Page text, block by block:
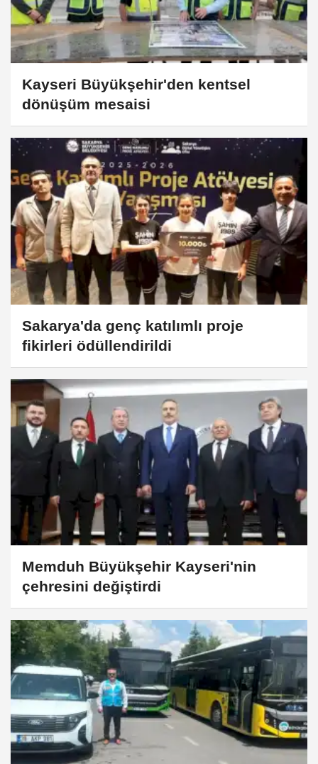
Kayseri Büyükşehir'den kentsel
dönüşüm mesaisi
Sakarya'da genç katılımlı proje
fikirleri ödüllendirildi
Memduh Büyükşehir Kayseri'nin
çehresini değiştirdi